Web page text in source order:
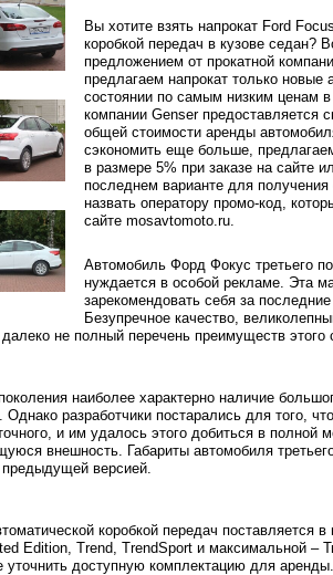
Вы хотите взять напрокат Ford
коробкой передач в кузове седан?
предложением от прокатной
предлагаем напрокат только новые
состоянии по самым низким ценам
компании Genser предоставляется
общей стоимости аренды
сэкономить еще больше,
в размере 5% при заказе на сайте
последнем варианте для получения
назвать оператору промо-код,
сайте mosavtomoto.ru.
Автомобиль Форд Фокус третьего
нуждается в особой рекламе. Эта
зарекомендовать себя за
Безупречное качество,
не полный перечень преимуществ этого
наиболее характерно наличие
разработчики постарались для того,
и им удалось этого добиться в полной
внешность. Габариты автомобиля
версией.
коробкой передач поставляется в
Edition, Trend, TrendSport и максимальной –
доступную комплектацию для аренды.